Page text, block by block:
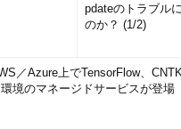
pdateのトラブル
のか？ (1/2)
／Azure上でTensorFlow、
境のマネージドサービスが登場